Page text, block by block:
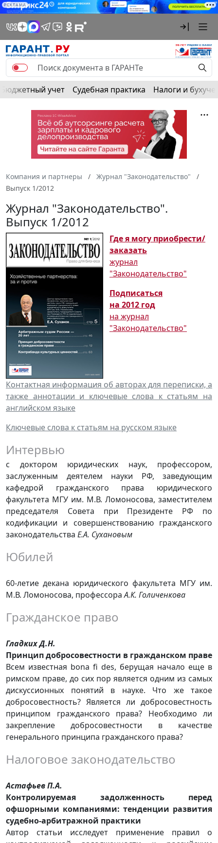
РЕКЛАМА
Бюджетный учет Судебная практика Налоги и
Компания и партнеры
Журнал "Законодательство"
Выпуск 1/2012
Журнал "Законодательство".
Выпуск 1/2012
Где я могу приобрести/
заказать
журнал
"Законодательство"
Подписаться
на 2012 год
на журнал
"Законодательство"
Контактная информация об авторах для переписки, а
также аннотации и ключевые слова к статьям на
английском языке
Ключевые слова к статьям на русском языке
Интервью
с доктором юридических наук, профессором,
заслуженным деятелем науки РФ, заведующим
кафедрой гражданского права юридического
факультета МГУ им. М.В. Ломоносова, заместителем
председателя Совета при Президенте РФ по
кодификации и совершенствованию гражданского
законодательства Е.А. Сухановым
Юбилей
60-летие декана юридического факультета МГУ им.
М.В. Ломоносова, профессораА.К. Голиченкова
Гражданское право
Гладких Д.Н.
Принцип добросовестности в гражданском праве
Всем известная bona fi des, берущая начало еще в
римском праве, до сих пор является одним из самых
дискуссионных понятий в науке. Что же такое
добросовестность? Является ли добросовестность
принципом гражданского права? Необходимо ли
закрепление добросовестности в качестве
генерального принципа гражданского права?
Налоговое законодательство
Астафьев П.А.
Контролируемая задолженность перед
офшорными компаниями: тенденции развития
судебно-арбитражной практики
Автор статьи исследует применение правил о